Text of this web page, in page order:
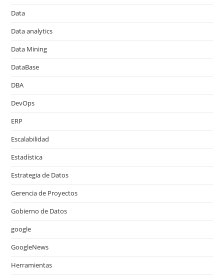
Data
Data analytics
Data Mining
DataBase
DBA
DevOps
ERP
Escalabilidad
Estadística
Estrategia de Datos
Gerencia de Proyectos
Gobierno de Datos
google
GoogleNews
Herramientas